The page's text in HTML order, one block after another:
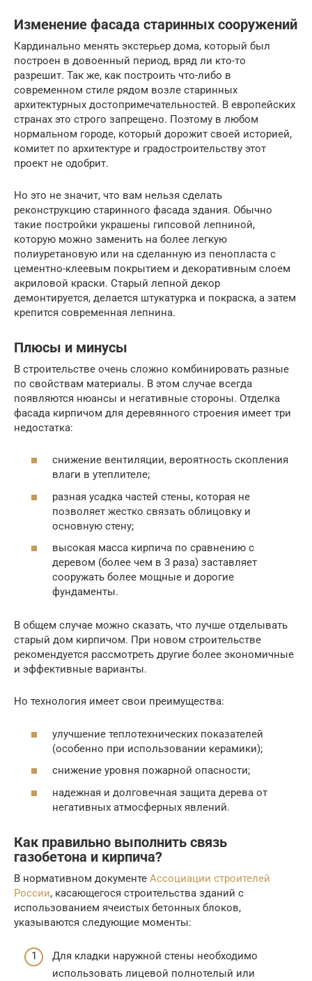
Изменение фасада старинных сооружений
Кардинально менять экстерьер дома, который был
построен в довоенный период, вряд ли кто-то
разрешит. Так же, как построить что-либо в
современном стиле рядом возле старинных
архитектурных достопримечательностей. В европейских
странах это строго запрещено. Поэтому в любом
нормальном городе, который дорожит своей историей,
комитет по архитектуре и градостроительству этот
проект не одобрит.
Но это не значит, что вам нельзя сделать
реконструкцию старинного фасада здания. Обычно
такие постройки украшены гипсовой лепниной,
которую можно заменить на более легкую
полиуретановую или на сделанную из пенопласта с
цементно-клеевым покрытием и декоративным слоем
акриловой краски. Старый лепной декор
демонтируется, делается штукатурка и покраска, а затем
крепится современная лепнина.
Плюсы и минусы
В строительстве очень сложно комбинировать разные
по свойствам материалы. В этом случае всегда
появляются нюансы и негативные стороны. Отделка
фасада кирпичом для деревянного строения имеет три
недостатка:
снижение вентиляции, вероятность скопления
влаги в утеплителе;
разная усадка частей стены, которая не
позволяет жестко связать облицовку и
основную стену;
высокая масса кирпича по сравнению с
деревом (более чем в 3 раза) заставляет
сооружать более мощные и дорогие
фундаменты.
В общем случае можно сказать, что лучше отделывать
старый дом кирпичом. При новом строительстве
рекомендуется рассмотреть другие более экономичные
и эффективные варианты.
Но технология имеет свои преимущества:
улучшение теплотехнических показателей
(особенно при использовании керамики);
снижение уровня пожарной опасности;
надежная и долговечная защита дерева от
негативных атмосферных явлений.
Как правильно выполнить связь
газобетона и кирпича?
В нормативном документе Ассоциации строителей
России, касающегося строительства зданий с
использованием ячеистых бетонных блоков,
указываются следующие моменты:
Для кладки наружной стены необходимо
использовать лицевой полнотелый или